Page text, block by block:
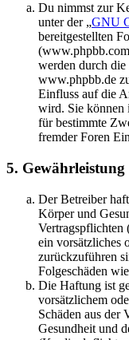
Du nimmst zur
unter der „GNU
bereitgestellten
werden durch
www.phpbb.de
Einfluss auf die
wird. Sie können
für bestimmte
fremder Foren
5. Gewährleistung
Der Betreiber
Körper und
Vertragspflichten
ein vorsätzliches
zurückzuführen
Folgeschäden
Die Haftung ist
vorsätzlichem
Schäden aus der
Gesundheit und